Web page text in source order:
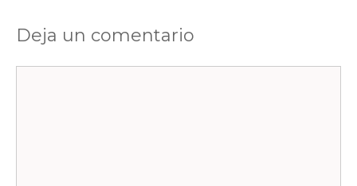
Deja un comentario